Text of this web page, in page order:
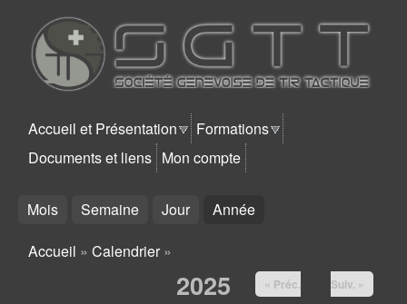
SGTT
Accueil et Présentation
Formations
Documents et liens Mon compte
Mois Semaine Jour Année
Vous êtes ici
Accueil » Calendrier »
2025 « Préc. Suiv. »